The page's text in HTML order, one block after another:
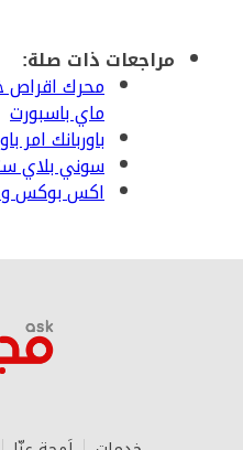
مراجعات ذات صلة:
محرك اقراص
ماي باسبورت
باوربانك امر باور
سوني بلاي
اكس بوكس